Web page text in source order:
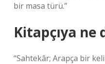
bir masa türü.”
Kitapçıya ne
“Sahtekâr; Arapça bir